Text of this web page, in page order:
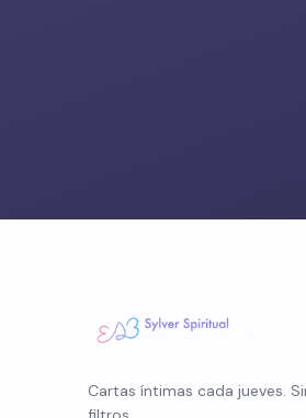
Cartas íntimas cada jueves.